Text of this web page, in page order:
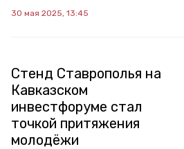
30 мая 2025, 13:45
Стенд Ставрополья на
Кавказском
инвестфоруме стал
точкой притяжения
молодёжи